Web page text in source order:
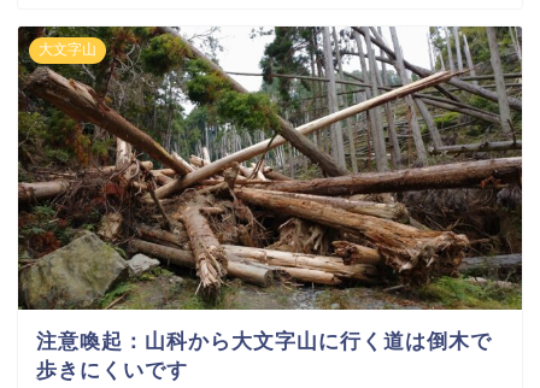
大文字山
注意喚起：山科から大文字山に行く道は倒木で
歩きにくいです